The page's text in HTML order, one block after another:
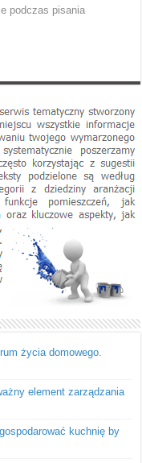
podczas pisania
życia domowego.
element zarządzania
kuchnię by